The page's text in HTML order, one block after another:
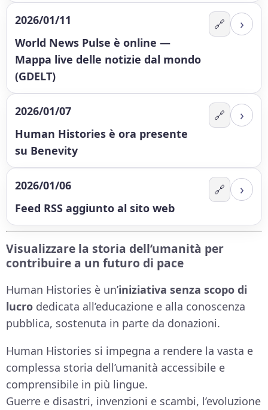
2026/01/11
World News Pulse è online —
Mappa live delle notizie dal mondo
(GDELT)
🔗 ›
2026/01/07
Human Histories è ora presente
su Benevity
🔗 ›
2026/01/06
Feed RSS aggiunto al sito web
🔗 ›
Visualizzare la storia dell’umanità per
contribuire a un futuro di pace
Human Histories è un’iniziativa senza scopo di
lucro dedicata all’educazione e alla conoscenza
pubblica, sostenuta in parte da donazioni.
Human Histories si impegna a rendere la vasta e
complessa storia dell’umanità accessibile e
comprensibile in più lingue.
Guerre e disastri, invenzioni e scambi, l’evoluzione